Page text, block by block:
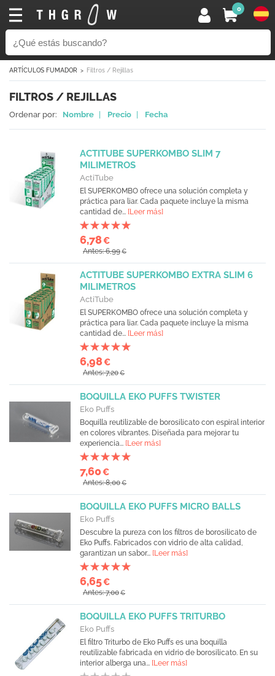
0
ARTÍCULOS FUMADOR Filtros / Rejillas
FILTROS / REJILLAS
Ordenar por: Nombre Precio Fecha
ACTITUBE SUPERKOMBO SLIM 7
MILIMETROS
ActiTube
El SUPERKOMBO ofrece una solución completa y
práctica para liar. Cada paquete incluye la misma
cantidad de... [Leer más]
6,78€
Antes: 6,99€
ACTITUBE SUPERKOMBO EXTRA SLIM 6
MILIMETROS
ActiTube
El SUPERKOMBO ofrece una solución completa y
práctica para liar. Cada paquete incluye la misma
cantidad de... [Leer más]
6,98€
Antes: 7,20€
BOQUILLA EKO PUFFS TWISTER
Eko Puffs
Boquilla reutilizable de borosilicato con espiral interior
en colores vibrantes. Diseñada para mejorar tu
experiencia... [Leer más]
7,60€
Antes: 8,00€
BOQUILLA EKO PUFFS MICRO BALLS
Eko Puffs
Descubre la pureza con los filtros de borosilicato de
Eko Puffs. Fabricados con vidrio de alta calidad,
garantizan un sabor... [Leer más]
6,65€
Antes: 7,00€
BOQUILLA EKO PUFFS TRITURBO
Eko Puffs
El filtro Triturbo de Eko Puffs es una boquilla
reutilizable fabricada en vidrio de borosilicato. En su
interior alberga una... [Leer más]